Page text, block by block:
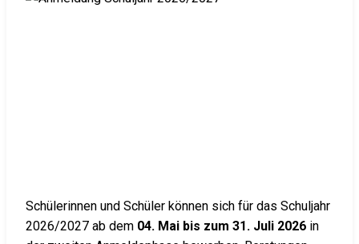
Schülerinnen und Schüler können sich für das Schuljahr
2026/2027 ab dem 04. Mai bis zum 31. Juli 2026 in